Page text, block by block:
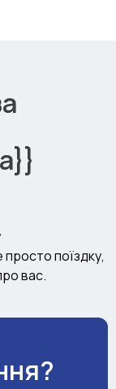
поїздку,
вас.